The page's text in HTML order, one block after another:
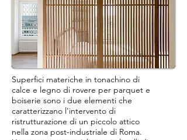
Superfici materiche in tonachino di
calce e legno di rovere per parquet e
boiserie sono i due elementi che
caratterizzano l'intervento di
ristrutturazione di un piccolo attico
nella zona post-industriale di Roma.